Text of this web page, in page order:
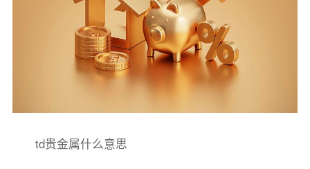
td贵金属什么意思